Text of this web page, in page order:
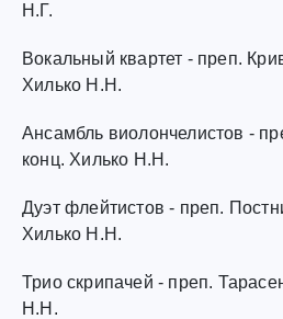
Н.Г.
Вокальный квартет - преп.
Хилько Н.Н.
Ансамбль виолончелистов -
конц. Хилько Н.Н.
Дуэт флейтистов - преп.
Хилько Н.Н.
Трио скрипачей - преп.
Н.Н.